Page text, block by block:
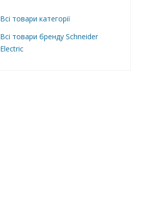
Всі товари категорії
Всі товари бренду Schneider
Electric